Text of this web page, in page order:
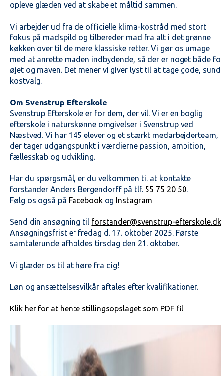
opleve glæden ved at skabe et måltid sammen.
Vi arbejder ud fra de officielle klima-kostråd med stort
fokus på madspild og tilbereder mad fra alt i det grønne
køkken over til de mere klassiske retter. Vi gør os umage
med at anrette maden indbydende, så der er noget både
øjet og maven. Det mener vi giver lyst til at tage gode,
kostvalg.
Om Svenstrup Efterskole
Svenstrup Efterskole er for dem, der vil. Vi er en boglig
efterskole i naturskønne omgivelser i Svenstrup ved
Næstved. Vi har 145 elever og et stærkt medarbejderteam,
der tager udgangspunkt i værdierne passion, ambition,
fællesskab og udvikling.
Har du spørgsmål, er du velkommen til at kontakte
forstander Anders Bergendorff på tlf. 55 75 20 50.
Følg os også på Facebook og Instagram
Send din ansøgning til forstander@svenstrup-efterskole.dk
Ansøgningsfrist er fredag d. 17. oktober 2025. Første
samtalerunde afholdes tirsdag den 21. oktober.
Vi glæder os til at høre fra dig!
Løn og ansættelsesvilkår aftales efter kvalifikationer.
Klik her for at hente stillingsopslaget som PDF fil